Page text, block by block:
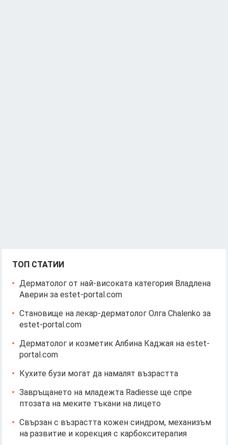
ТОП СТАТИИ
Дерматолог от най-високата категория Владлена
Аверин за estet-portal.com
Становище на лекар-дерматолог Олга Chalenko за
estet-portal.com
Дерматолог и козметик Албина Каджая на estet-
portal.com
Кухите бузи могат да намалят възрастта
Завръщането на младежта Radiesse ще спре
птозата на меките тъкани на лицето
Свързан с възрастта кожен синдром, механизъм
на развитие и корекция с карбокситерапия